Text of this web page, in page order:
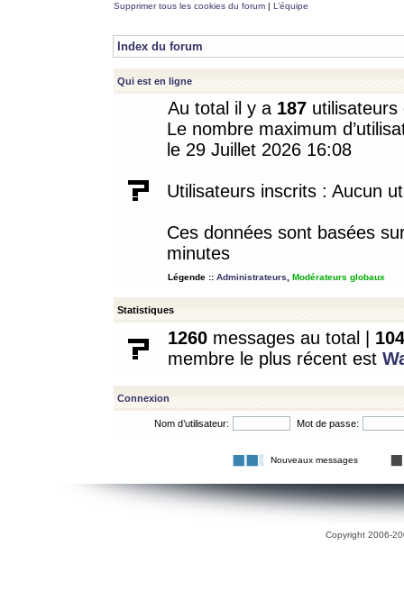
Supprimer tous les cookies du forum | L’équipe
Index du forum
Qui est en ligne
Au total il y a 187
Le nombre maximum
le 29 Juillet 2026 16:08
Utilisateurs inscrits : Aucun
Ces données sont basées
minutes
Légende :: Administrateurs Modérateurs globaux
Statistiques
1260 messages au total | 104
membre le plus récent est
Connexion
Nom d’utilisateur: Mot de passe:
Nouveaux messages
Copyright 2006-